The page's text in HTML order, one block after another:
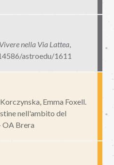
Vivere nella Via Lattea
astroedu/1611
Emma Foxell.
nell'ambito del
OA Brera